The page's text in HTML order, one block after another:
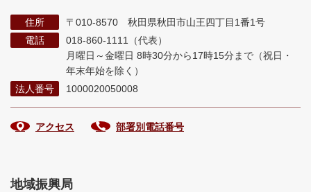
住所
〒010-8570 秋田県秋田市山王四丁目1番1号
電話
018-860-1111（代表）
月曜日～金曜日 8時30分から17時15分まで （祝日・
年末年始を除く）
法人番号
1000020050008
アクセス 部署別電話番号
地域振興局